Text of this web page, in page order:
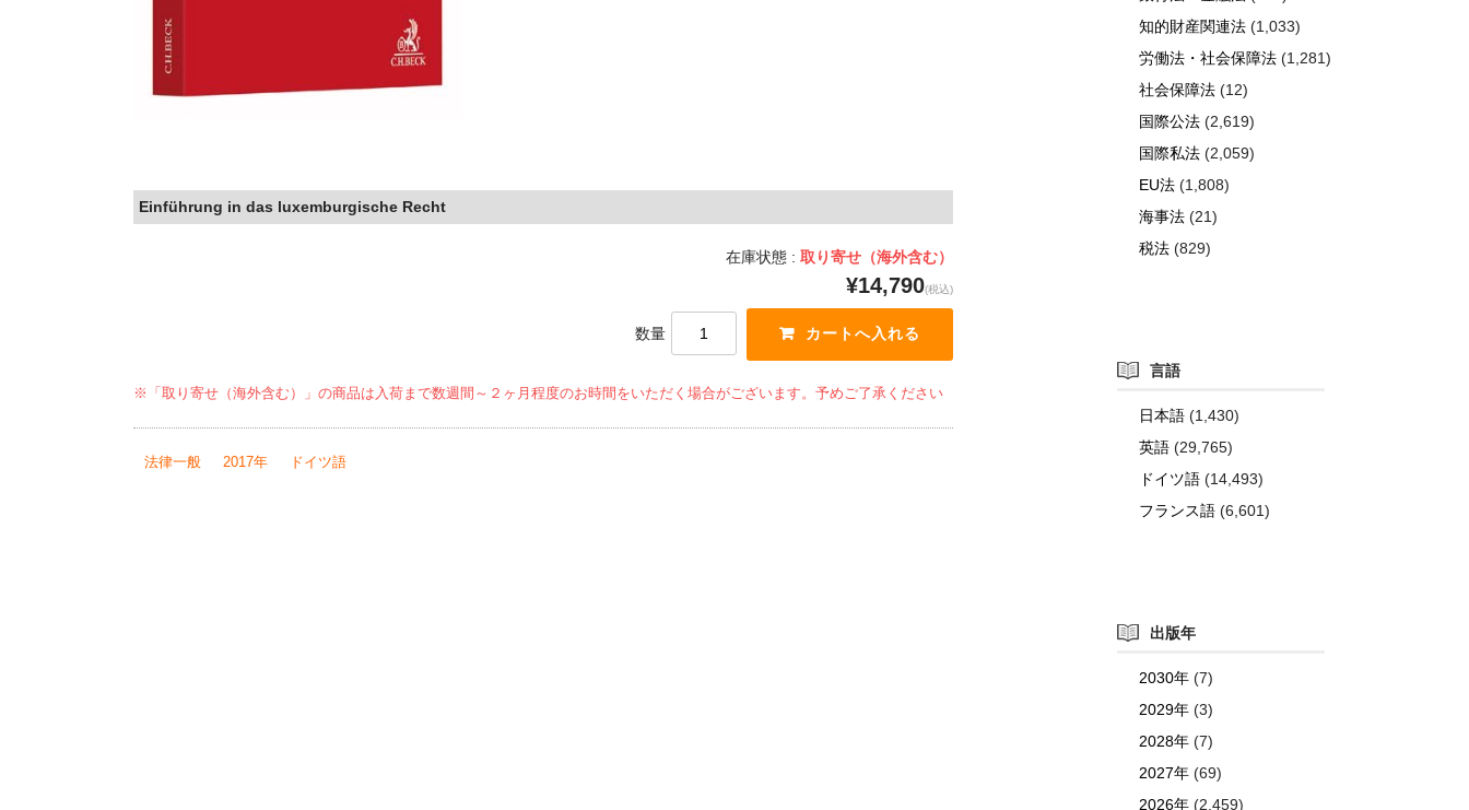
Einführung in das luxemburgische Recht
在庫状態 : 取り寄せ（海外含む）
¥14,790(税込)
数量
※「取り寄せ（海外含む）」の商品は入荷まで数週間～２ヶ月程度のお時間をいただく場合がございます。予めご了承ください
法律一般 2017年 ドイツ語
知的財産関連法 (1,033)
労働法・社会保障法 (1,281)
社会保障法 (12)
国際公法 (2,619)
国際私法 (2,059)
EU法 (1,808)
海事法 (21)
税法 (829)
言語
日本語 (1,430)
英語 (29,765)
ドイツ語 (14,493)
フランス語 (6,601)
出版年
2030年 (7)
2029年 (3)
2028年 (7)
2027年 (69)
2026年 (2,459)